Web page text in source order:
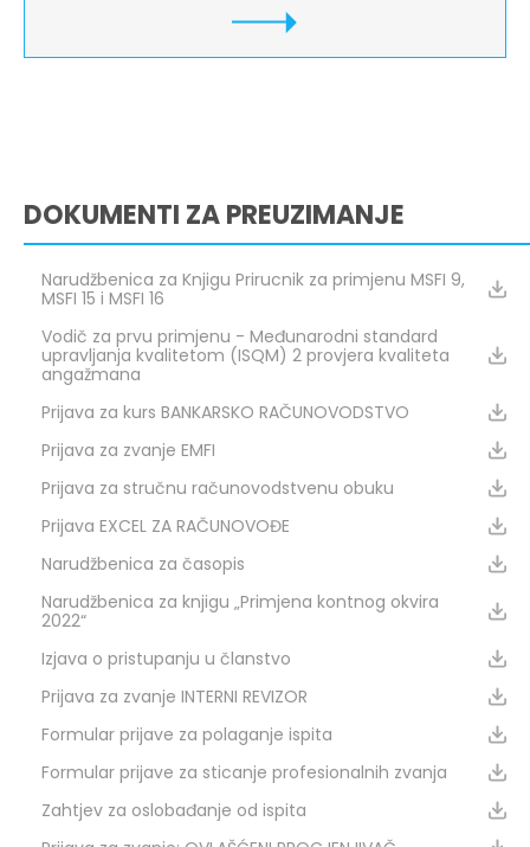
DOKUMENTI ZA PREUZIMANJE
Narudžbenica za Knjigu Prirucnik za primjenu MSFI 9,
MSFI 15 i MSFI 16
Vodič za prvu primjenu - Međunarodni standard
upravljanja kvalitetom (ISQM) 2 provjera kvaliteta
angažmana
Prijava za kurs BANKARSKO RAČUNOVODSTVO
Prijava za zvanje EMFI
Prijava za stručnu računovodstvenu obuku
Prijava EXCEL ZA RAČUNOVOĐE
Narudžbenica za časopis
Narudžbenica za knjigu „Primjena kontnog okvira
2022“
Izjava o pristupanju u članstvo
Prijava za zvanje INTERNI REVIZOR
Formular prijave za polaganje ispita
Formular prijave za sticanje profesionalnih zvanja
Zahtjev za oslobađanje od ispita